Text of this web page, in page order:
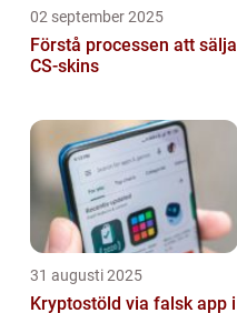
02 september 2025
Förstå processen att sälja
CS-skins
31 augusti 2025
Kryptostöld via falsk app i